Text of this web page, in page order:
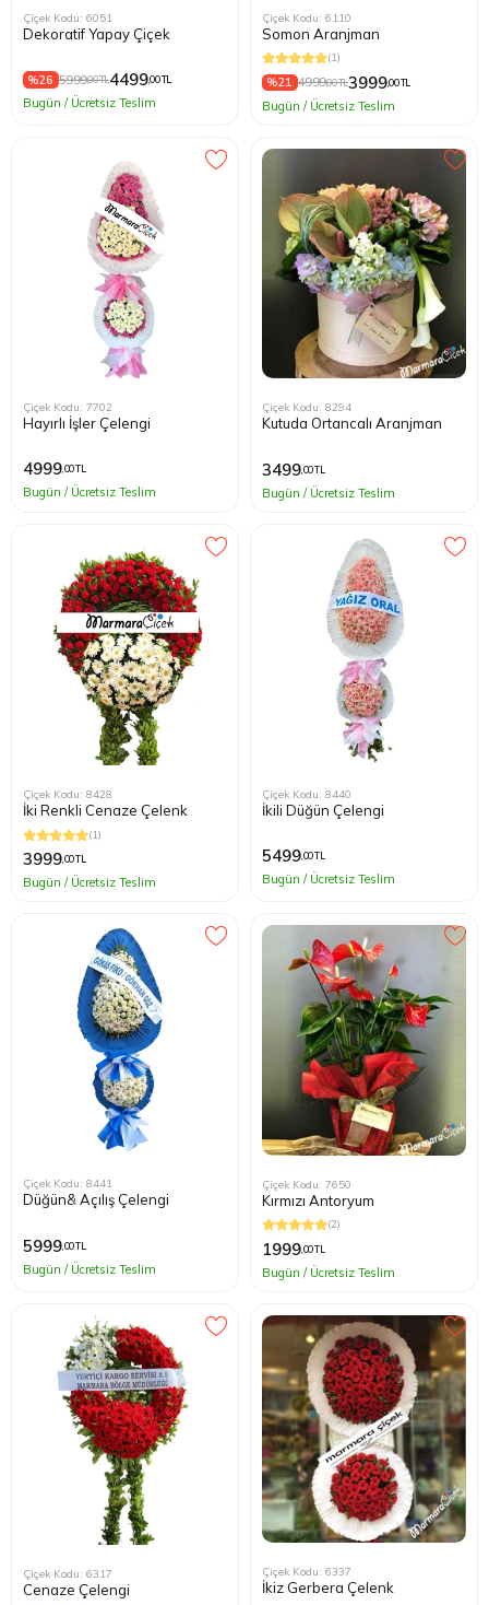
Çiçek Kodu: 6051
Dekoratif Yapay Çiçek
%26 5999,00 TL4499,00 TL
Bugün / Ücretsiz Teslim
Çiçek Kodu: 6110
Somon Aranjman
(1)
%21 4999,00 TL3999,00 TL
Bugün / Ücretsiz Teslim
Çiçek Kodu: 7702
Hayırlı İşler Çelengi
4999,00 TL
Bugün / Ücretsiz Teslim
Çiçek Kodu: 8294
Kutuda Ortancalı Aranjman
3499,00 TL
Bugün / Ücretsiz Teslim
Çiçek Kodu: 8428
İki Renkli Cenaze Çelenk
(1)
3999,00 TL
Bugün / Ücretsiz Teslim
Çiçek Kodu: 8440
İkili Düğün Çelengi
5499,00 TL
Bugün / Ücretsiz Teslim
Çiçek Kodu: 8441
Düğün& Açılış Çelengi
5999,00 TL
Bugün / Ücretsiz Teslim
Çiçek Kodu: 7650
Kırmızı Antoryum
(2)
1999,00 TL
Bugün / Ücretsiz Teslim
Çiçek Kodu: 6317
Cenaze Çelengi
Çiçek Kodu: 6337
İkiz Gerbera Çelenk